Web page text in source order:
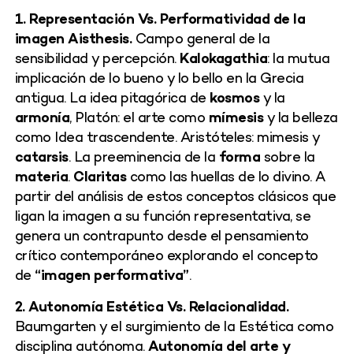
1. Representación Vs. Performatividad de la
imagen Aisthesis.Campo general de la
sensibilidad y percepción. Kalokagathia: la mutua
implicación de lo bueno y lo bello en la Grecia
antigua. La idea pitagórica de kosmosy la
armonía, Platón: el arte como mímesisy la belleza
como Idea trascendente. Aristóteles: mimesis y
catarsis. La preeminencia de la forma sobre la
materia. Claritascomo las huellas de lo divino. A
partir del análisis de estos conceptos clásicos que
ligan la imagen a su función representativa, se
genera un contrapunto desde el pensamiento
crítico contemporáneo explorando el concepto
de “imagen performativa”.
2. Autonomía Estética Vs. Relacionalidad.
Baumgarten y el surgimiento de la Estética como
disciplina autónoma.Autonomía del arte y